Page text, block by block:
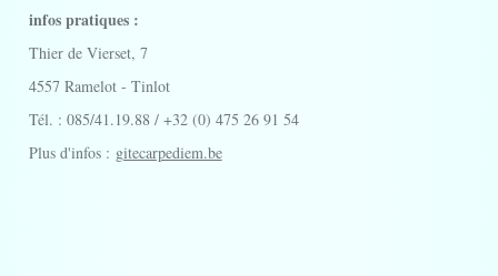
infos pratiques :
Thier de Vierset, 7
4557 Ramelot - Tinlot
Tél. : 085/41.19.88 / +32 (0) 475 26 91 54
Plus d'infos : gitecarpediem.be